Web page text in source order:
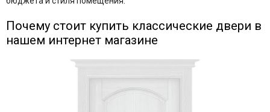
Почему стоит купить классические двери в
нашем интернет магазине